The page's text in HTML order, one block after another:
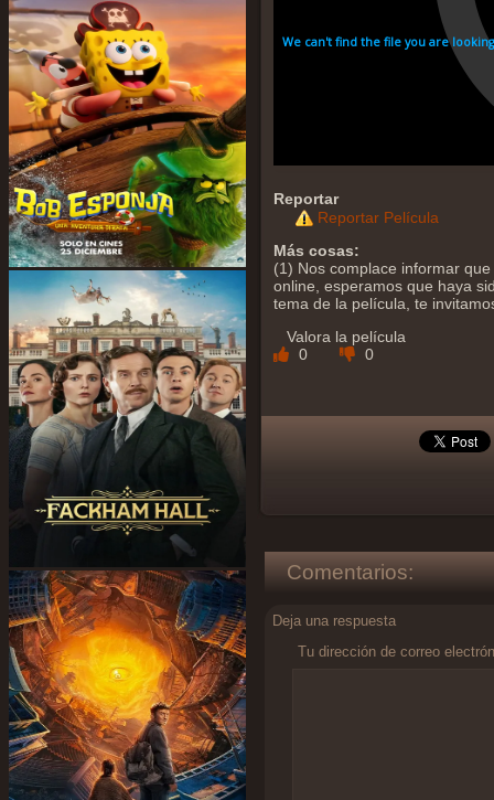
Reportar
Reportar Película
Más cosas:
(1) Nos complace informar
online, esperamos que haya
tema de la película, te
Valora la película
0
0
Comentarios:
Deja una respuesta
Tu dirección de correo